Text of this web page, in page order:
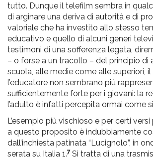
tutto. Dunque il telefilm sembra in
di arginare una deriva di autorità e di
valoriale che ha investito allo stesso
educativo e quello di alcuni generi
testimoni di una sofferenza legata,
– o forse a un tracollo – del principio di
scuola, alle medie come alle superiori,
l’educatore non sembrano più
sufficientemente forte per i giovani: la
l’adulto è infatti percepita ormai come
L’esempio più vischioso e per certi
a questo proposito è indubbiamente
dall’inchiesta patinata “Lucignolo”, in
serata su Italia 1.7 Si tratta di una